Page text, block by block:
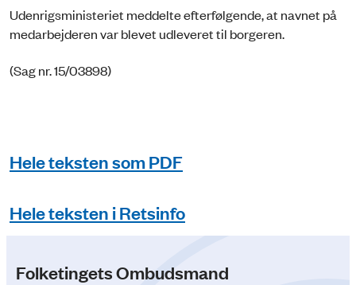
Udenrigsministeriet meddelte efterfølgende, at navnet på
medarbejderen var blevet udleveret til borgeren.
(Sag nr. 15/03898)
Hele teksten som PDF
Hele teksten i Retsinfo
Folketingets Ombudsmand